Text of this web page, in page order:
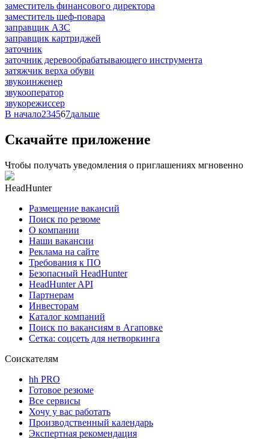
заместитель финансового директора
заместитель шеф-повара
заправщик АЗС
заправщик картриджей
заточник
заточник деревообрабатывающего инструмента
затяжчик верха обуви
звукоинженер
звукооператор
звукорежиссер
В начало234567дальше
Скачайте приложение
Чтобы получать уведомления о приглашениях мгновенно
HeadHunter
Размещение вакансий
Поиск по резюме
О компании
Наши вакансии
Реклама на сайте
Требования к ПО
Безопасный HeadHunter
HeadHunter API
Партнерам
Инвесторам
Каталог компаний
Поиск по вакансиям в Агаповке
Сетка: соцсеть для нетворкинга
Соискателям
hh PRO
Готовое резюме
Все сервисы
Хочу у вас работать
Производственный календарь
Экспертная рекомендация